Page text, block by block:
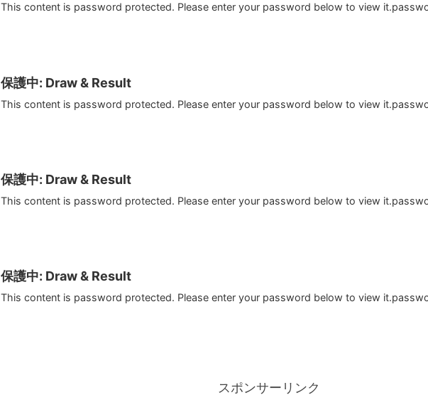
This content is password protected. Please enter your password below to view
保護中: Draw & Result
This content is password protected. Please enter your password below to view
保護中: Draw & Result
This content is password protected. Please enter your password below to view
保護中: Draw & Result
This content is password protected. Please enter your password below to view
スポンサーリンク